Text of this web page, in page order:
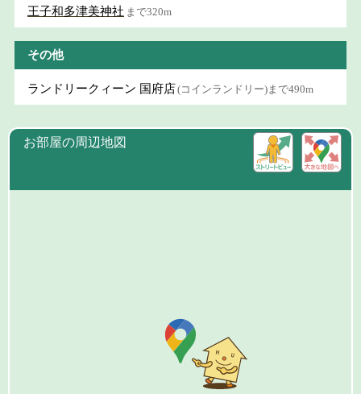
王子和多津美神社 まで320m
その他
ランドリークィーン 国府店(コインランドリー)まで490m
お部屋の周辺地図